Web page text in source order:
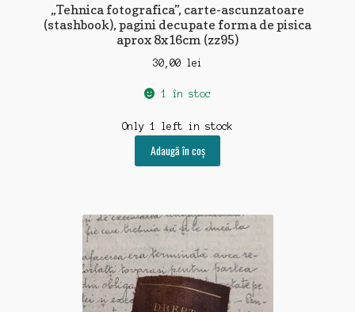
„Tehnica fotografica”, carte-ascunzatoare
(stashbook), pagini decupate forma de pisica
aprox 8x16cm (zz95)
30,00 lei
1 în stoc
Only 1 left in stock
Adaugă în coș